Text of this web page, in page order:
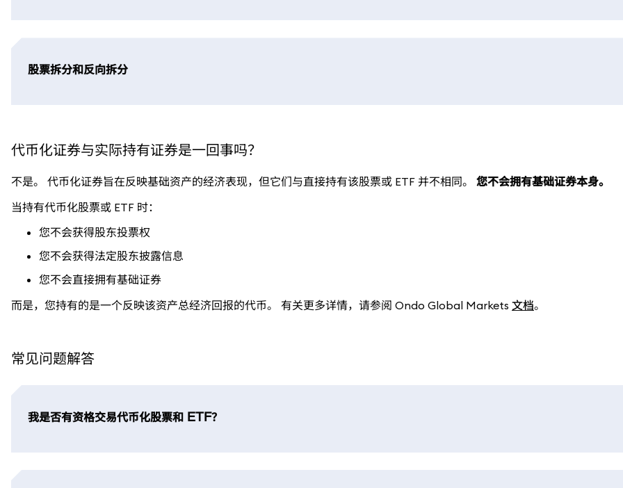
股票拆分和反向拆分
代币化证券与实际持有证券是一回事吗？
不是。 代币化证券旨在反映基础资产的经济表现，但它们与直接持有该股票或 ETF 并不相同。 您不会拥有基础证券本身。
当持有代币化股票或 ETF 时：
您不会获得股东投票权
您不会获得法定股东披露信息
您不会直接拥有基础证券
而是，您持有的是一个反映该资产总经济回报的代币。 有关更多详情，请参阅 Ondo Global Markets 文档。
常见问题解答
我是否有资格交易代币化股票和 ETF？